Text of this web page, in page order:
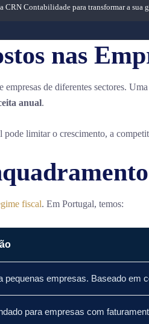
CRN Contabilidade para transformar a sua
contacto
com
nas
de diferentes sectores.
anual.
pode limitar o crescimento, a
fiscal. Em Portugal, temos:
pequenas empresas. Baseado em
para empresas com